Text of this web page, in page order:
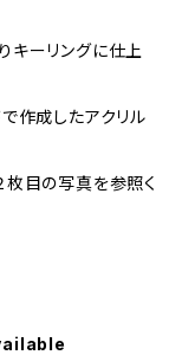
キーリングに仕上
作成したアクリル
枚目の写真を参照く